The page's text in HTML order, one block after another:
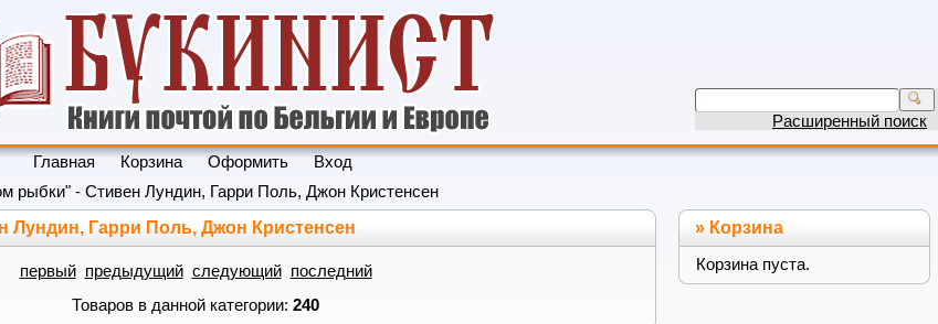
Главная Корзина Оформить
Вход
рыбки" - Стивен Лундин, Гарри Поль, Джон Кристенсен
Лундин, Гарри Поль, Джон Кристенсен
первый предыдущий следующий последний
Товаров в данной категории: 240
Расширенный поиск
» Корзина
Корзина пуста.